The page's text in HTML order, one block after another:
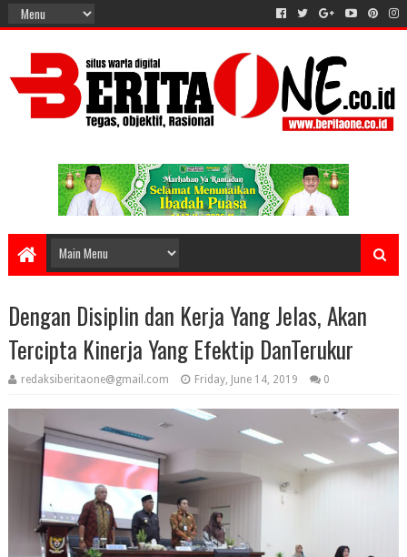
Dengan Disiplin dan Kerja Yang Jelas, Akan
Tercipta Kinerja Yang Efektip DanTerukur
redaksiberitaone@gmail.com Friday, June 14, 2019 0